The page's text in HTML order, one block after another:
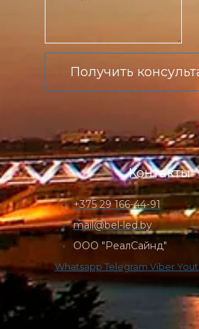
Получить
Контакты
+375 29 166-44-91
mail@bel-led.by
ООО "РеалСайнд"
Whatsapp Telegram Viber